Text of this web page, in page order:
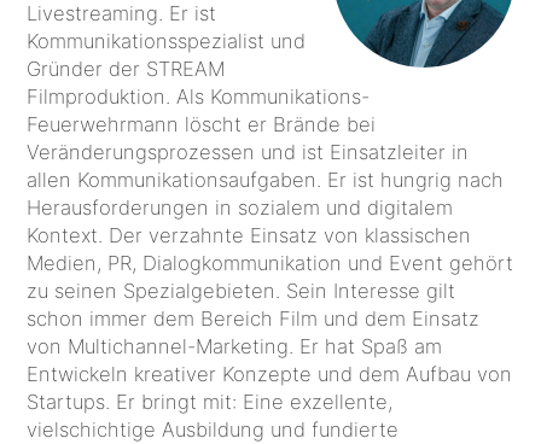
Livestreaming. Er ist
Kommunikationsspezialist und
Gründer der STREAM
Filmproduktion. Als Kommunikations-
Feuerwehrmann löscht er Brände bei
Veränderungsprozessen und ist Einsatzleiter in
allen Kommunikationsaufgaben. Er ist hungrig nach
Herausforderungen in sozialem und digitalem
Kontext. Der verzahnte Einsatz von klassischen
Medien, PR, Dialogkommunikation und Event gehört
zu seinen Spezialgebieten. Sein Interesse gilt
schon immer dem Bereich Film und dem Einsatz
von Multichannel-Marketing. Er hat Spaß am
Entwickeln kreativer Konzepte und dem Aufbau von
Startups. Er bringt mit: Eine exzellente,
vielschichtige Ausbildung und fundierte